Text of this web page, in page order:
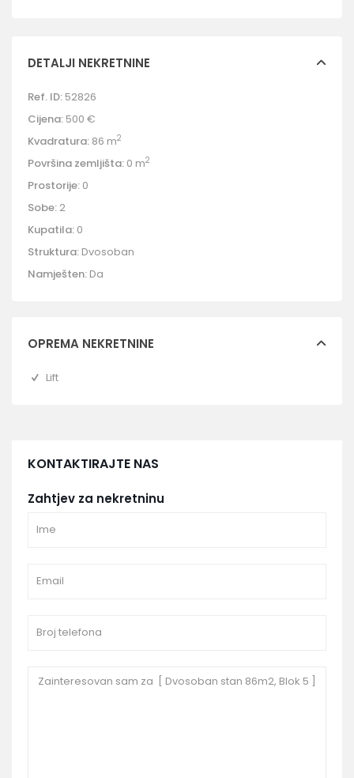
DETALJI NEKRETNINE
Ref. ID: 52826
Cijena: 500 €
Kvadratura: 86 m2
Površina zemljišta: 0 m2
Prostorije: 0
Sobe: 2
Kupatila: 0
Struktura: Dvosoban
Namješten: Da
OPREMA NEKRETNINE
Lift
KONTAKTIRAJTE NAS
Zahtjev za nekretninu